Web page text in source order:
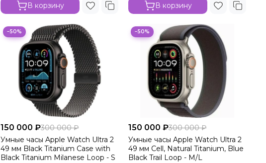
В корзину
В корзину
−50%
150 000 ₽300 000 ₽
Умные часы Apple Watch Ultra 2
49 мм Black Titanium Case with
Black Titanium Milanese Loop - S
−50%
150 000 ₽300 000 ₽
Умные часы Apple Watch Ultra 2
49 мм Cell, Natural Titanium, Blue
Black Trail Loop - M/L